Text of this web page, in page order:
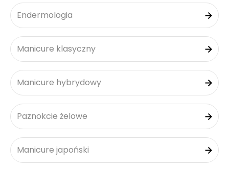
Endermologia
Manicure klasyczny
Manicure hybrydowy
Paznokcie żelowe
Manicure japoński